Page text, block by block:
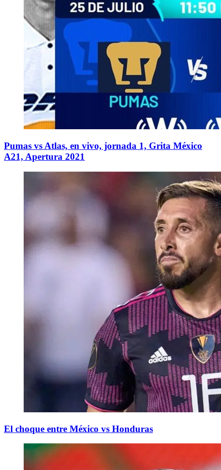
Pumas vs Atlas, en vivo, jornada 1, Grita México
A21, Apertura 2021
El choque entre México vs Honduras